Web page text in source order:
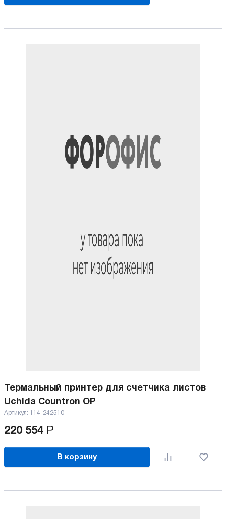
Термальный принтер для счетчика листов
Uchida Countron OP
Артикул: 114-242510
220 554 Р
В корзину